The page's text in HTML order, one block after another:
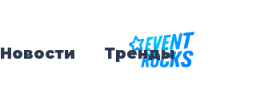
Новости Тренды